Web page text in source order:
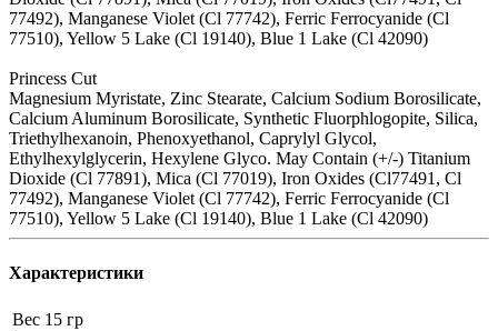
77492), Manganese Violet (Cl 77742), Ferric Ferrocyanide (Cl
77510), Yellow 5 Lake (Cl 19140), Blue 1 Lake (Cl 42090)
Princess Cut
Magnesium Myristate, Zinc Stearate, Calcium Sodium Borosilicate,
Calcium Aluminum Borosilicate, Synthetic Fluorphlogopite, Silica,
Triethylhexanoin, Phenoxyethanol, Caprylyl Glycol,
Ethylhexylglycerin, Hexylene Glyco. May Contain (+/-) Titanium
Dioxide (Cl 77891), Mica (Cl 77019), Iron Oxides (Cl77491, Cl
77492), Manganese Violet (Cl 77742), Ferric Ferrocyanide (Cl
77510), Yellow 5 Lake (Cl 19140), Blue 1 Lake (Cl 42090)
Характеристики
Вес 15 гр